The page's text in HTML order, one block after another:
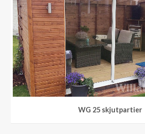
Pulpet
WG 25 skjutpartier